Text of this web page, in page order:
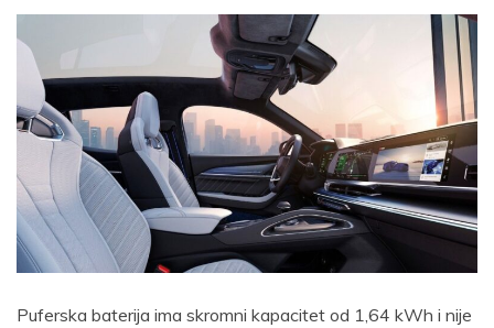
Puferska baterija ima skromni kapacitet od 1,64 kWh i nije